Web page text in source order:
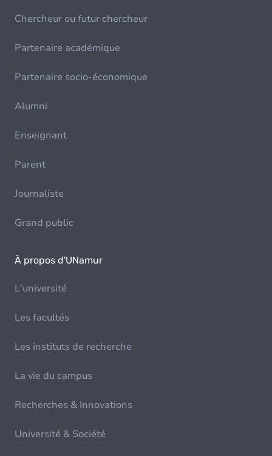
Chercheur ou futur chercheur
Partenaire académique
Partenaire socio-économique
Alumni
Enseignant
Parent
Journaliste
Grand public
À propos d'UNamur
L'université
Les facultés
Les instituts de recherche
La vie du campus
Recherches & Innovations
Université & Société